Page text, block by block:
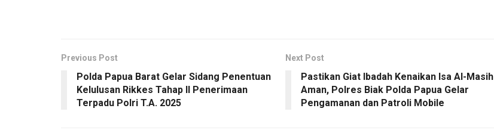
Previous Post
Polda Papua Barat Gelar Sidang Penentuan
Kelulusan Rikkes Tahap II Penerimaan
Terpadu Polri T.A. 2025
Next Post
Pastikan Giat Ibadah Kenaikan Isa Al-Masih
Aman, Polres Biak Polda Papua Gelar
Pengamanan dan Patroli Mobile